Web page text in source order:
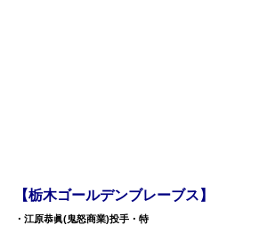
【栃木ゴールデンブレーブス】
・江原恭眞(鬼怒商業)投手・特